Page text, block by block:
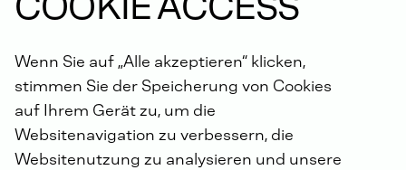
Ihr Kontakt zur DEUTZ
Deutschland GmbH
Wenn Sie auf „Alle akzeptieren“ klicken,
stimmen Sie der Speicherung von Cookies
auf Ihrem Gerät zu, um die
Websitenavigation zu verbessern, die
Websitenutzung zu analysieren und unsere